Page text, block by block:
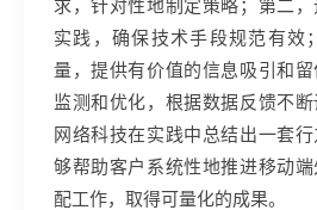
求，针对性地制定策略；第二
实践，确保技术手段规范有效
量，提供有价值的信息吸引和
监测和优化，根据数据反馈不
网络科技在实践中总结出一套
够帮助客户系统性地推进移动
配工作，取得可量化的成果。